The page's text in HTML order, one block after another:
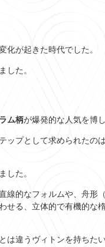
化が起きた時代でした。
した。
ム柄が爆発的な人気を博し
ップとして求められたの
した。
線的なフォルムや、舟形
せる、立体的で有機的な
とは違うヴィトンを持ちた